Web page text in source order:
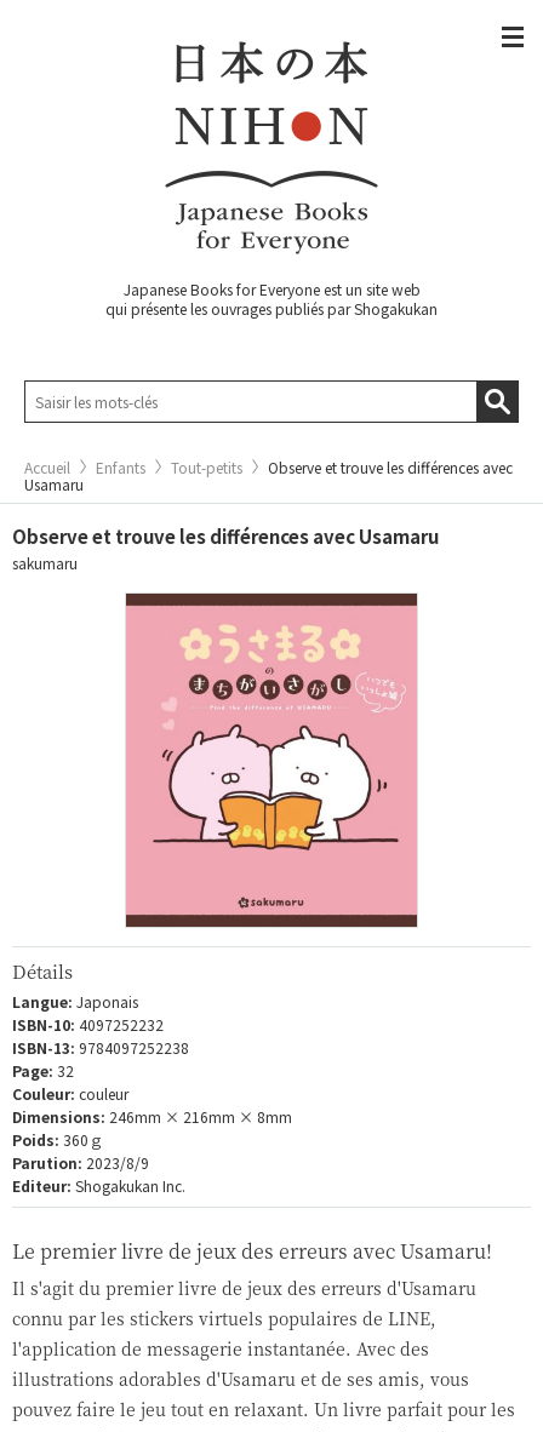
Japanese Books for Everyone est un site web
qui présente les ouvrages publiés par Shogakukan
Accueil Enfants Tout-petits
Observe et trouve les différences avec
Usamaru
Observe et trouve les différences avec Usamaru
sakumaru
Détails
Langue: Japonais
ISBN-10: 4097252232
ISBN-13: 9784097252238
Page: 32
Couleur: couleur
Dimensions: 246mm × 216mm × 8mm
Poids: 360ｇ
Parution: 2023/8/9
Editeur: Shogakukan Inc.
Le premier livre de jeux des erreurs avec Usamaru!
Il s'agit du premier livre de jeux des erreurs d'Usamaru
connu par les stickers virtuels populaires de LINE,
l'application de messagerie instantanée. Avec des
illustrations adorables d'Usamaru et de ses amis, vous
pouvez faire le jeu tout en relaxant. Un livre parfait pour les